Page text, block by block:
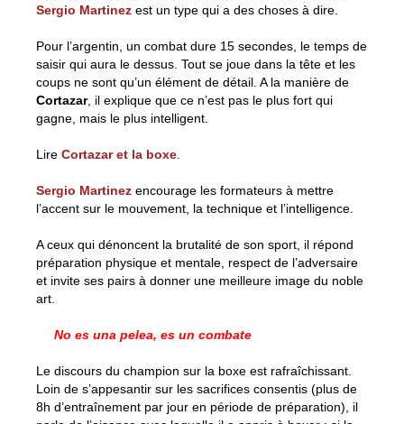
Sergio Martinez est un type qui a des choses à dire.
Pour l’argentin, un combat dure 15 secondes, le temps de
saisir qui aura le dessus. Tout se joue dans la tête et les
coups ne sont qu’un élément de détail. A la manière de
Cortazar, il explique que ce n’est pas le plus fort qui
gagne, mais le plus intelligent.
Lire Cortazar et la boxe
Sergio Martinez encourage les formateurs à mettre
l’accent sur le mouvement, la technique et l’intelligence.
A ceux qui dénoncent la brutalité de son sport, il répond
préparation physique et mentale, respect de l’adversaire
et invite ses pairs à donner une meilleure image du noble
art.
No es una pelea, es un combate
Le discours du champion sur la boxe est rafraîchissant.
Loin de s’appesantir sur les sacrifices consentis (plus de
8h d’entraînement par jour en période de préparation), il